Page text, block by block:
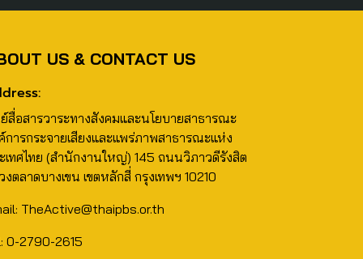
US & CONTACT US
สื่อสารวาระทางสังคมและนโยบายสาธารณะ
การกระจายเสียงและแพร่ภาพสาธารณะแห่ง
เทศไทย (สำนักงานใหญ่) 145 ถนนวิภาวดีรังสิต
งตลาดบางเขน เขตหลักสี่ กรุงเทพฯ 10210
TheActive@thaipbs.or.th
0-2790-2615